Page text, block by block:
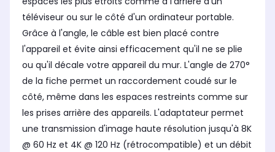
téléviseur ou sur le côté d'un ordinateur portable.
Grâce à l'angle, le câble est bien placé contre
l'appareil et évite ainsi efficacement qu'il ne se plie
ou qu'il décale votre appareil du mur. L'angle de 270°
de la fiche permet un raccordement coudé sur le
côté, même dans les espaces restreints comme sur
les prises arrière des appareils. L'adaptateur permet
une transmission d'image haute résolution jusqu'à 8K
@ 60 Hz et 4K @ 120 Hz (rétrocompatible) et un débit